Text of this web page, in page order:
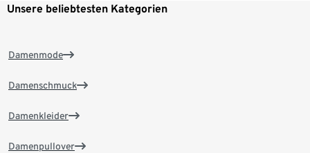
Unsere beliebtesten Kategorien
Damenmode
Damenschmuck
Damenkleider
Damenpullover